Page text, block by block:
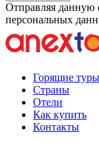
Отправляя данную
персональных
Горящие туры
Страны
Отели
Как купить
Контакты